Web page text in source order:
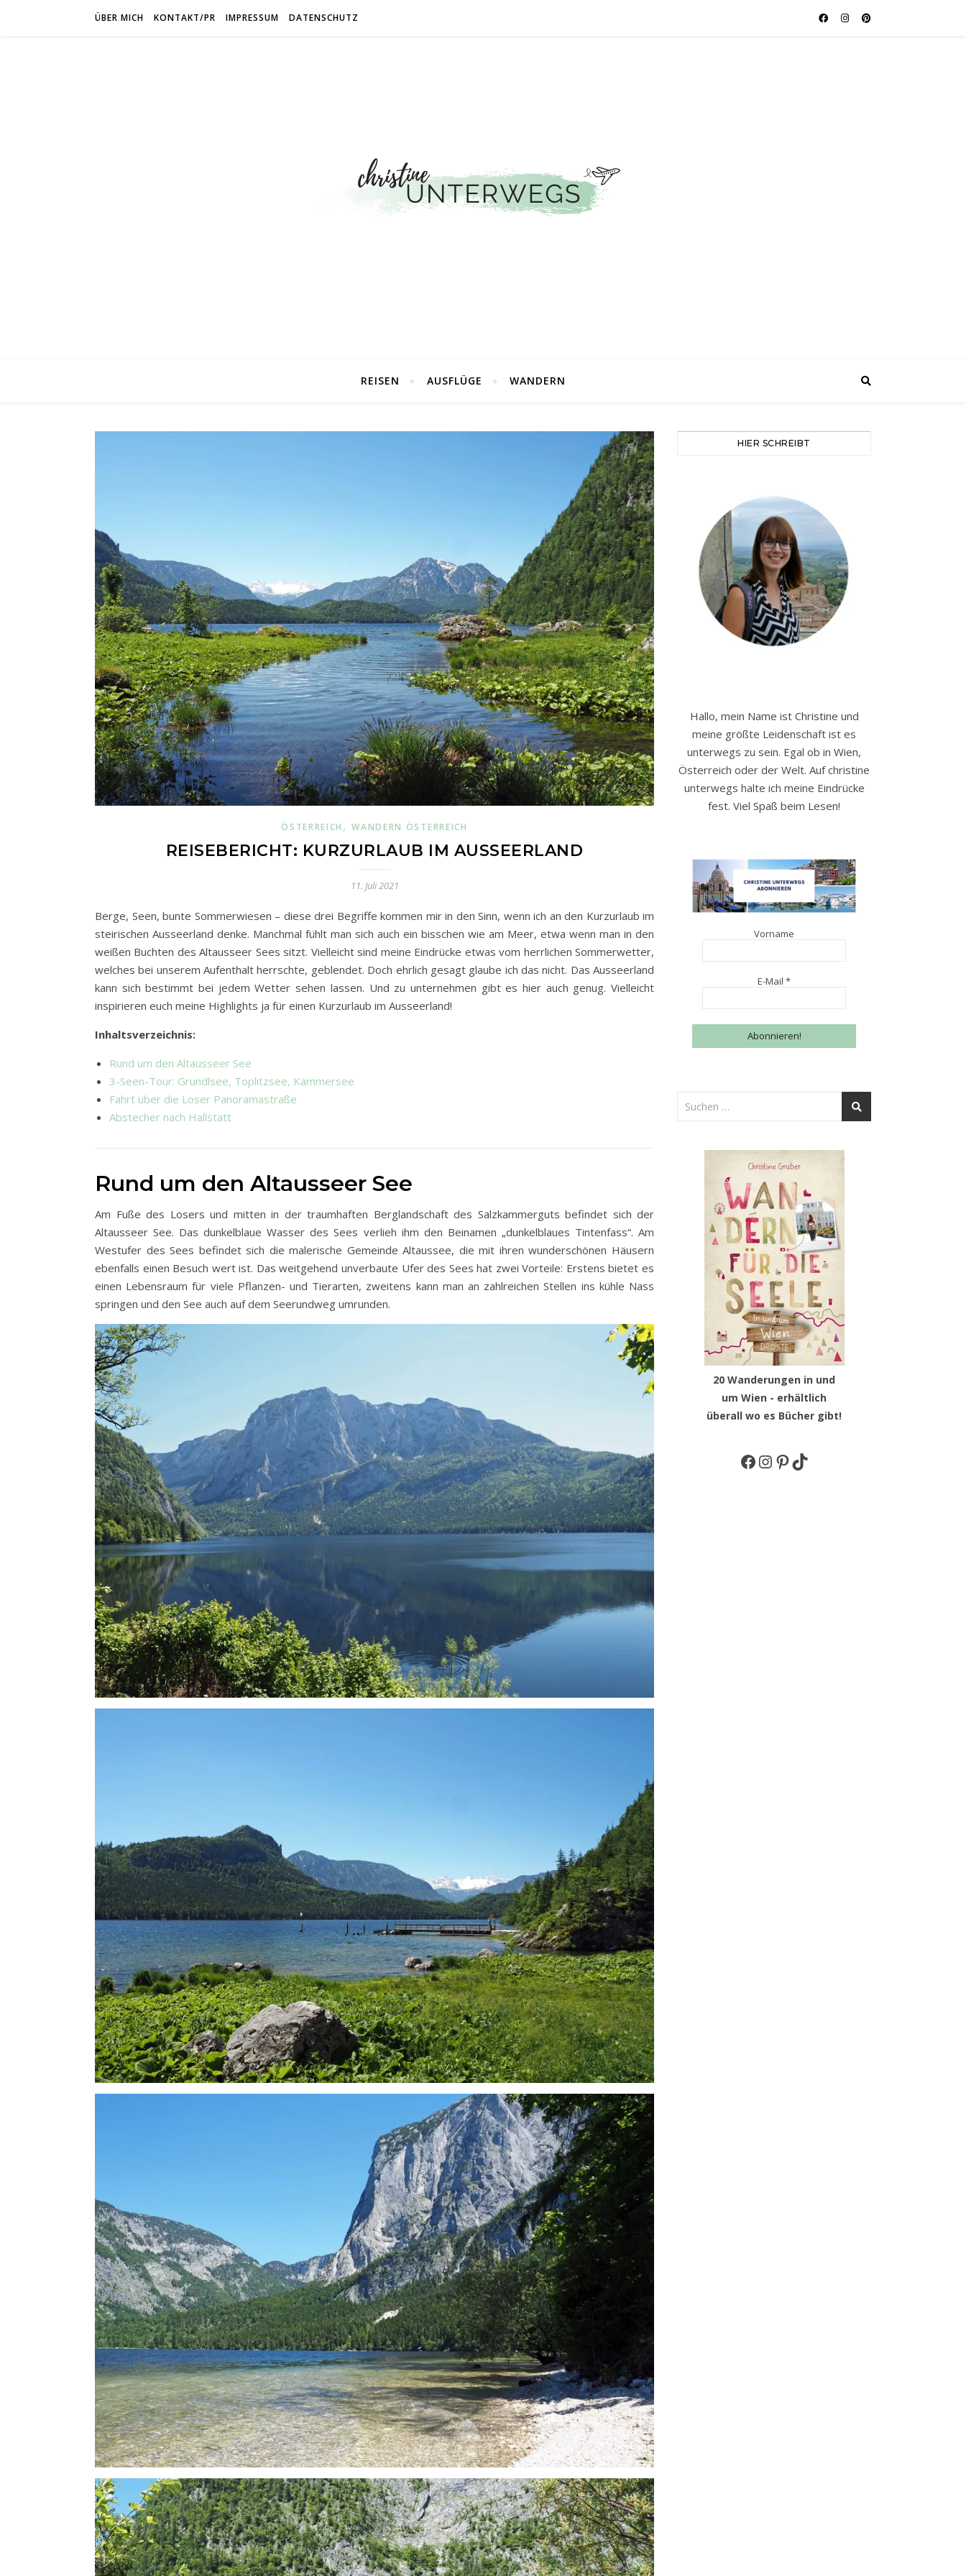
ÜBER MICH KONTAKT/PR IMPRESSUM DATENSCHUTZ
REISEN AUSFLÜGE WANDERN
ÖSTERREICH ,WANDERN ÖSTERREICH
REISEBERICHT: KURZURLAUB IM AUSSEERLAND
11. Juli 2021
Berge, Seen, bunte Sommerwiesen – diese drei Begriffe kommen mir in den Sinn, wenn ich an den Kurzurlaub im
steirischen Ausseerland denke. Manchmal fühlt man sich auch ein bisschen wie am Meer, etwa wenn man in den
weißen Buchten des Altausseer Sees sitzt. Vielleicht sind meine Eindrücke etwas vom herrlichen Sommerwetter,
welches bei unserem Aufenthalt herrschte, geblendet. Doch ehrlich gesagt glaube ich das nicht. Das Ausseerland
kann sich bestimmt bei jedem Wetter sehen lassen. Und zu unternehmen gibt es hier auch genug. Vielleicht
inspirieren euch meine Highlights ja für einen Kurzurlaub im Ausseerland!
Inhaltsverzeichnis:
Rund um den Altausseer See
3-Seen-Tour: Grundlsee, Toplitzsee, Kammersee
Fahrt über die Loser Panoramastraße
Abstecher nach Hallstatt
Rund um den Altausseer See
Am Fuße des Losers und mitten in der traumhaften Berglandschaft des Salzkammerguts befindet sich der
Altausseer See. Das dunkelblaue Wasser des Sees verlieh ihm den Beinamen „dunkelblaues Tintenfass“. Am
Westufer des Sees befindet sich die malerische Gemeinde Altaussee, die mit ihren wunderschönen Häusern
ebenfalls einen Besuch wert ist. Das weitgehend unverbaute Ufer des Sees hat zwei Vorteile: Erstens bietet es
einen Lebensraum für viele Pflanzen- und Tierarten, zweitens kann man an zahlreichen Stellen ins kühle Nass
springen und den See auch auf dem Seerundweg umrunden.
HIER SCHREIBT
Hallo, mein Name ist Christine und
meine größte Leidenschaft ist es
unterwegs zu sein. Egal ob in Wien,
Österreich oder der Welt. Auf christine
unterwegs halte ich meine Eindrücke
fest. Viel Spaß beim Lesen!
Vorname
E-Mail *
20 Wanderungen in und
um Wien - erhältlich
überall wo es Bücher gibt!
Facebook
Instagram
Pinterest
TikTok